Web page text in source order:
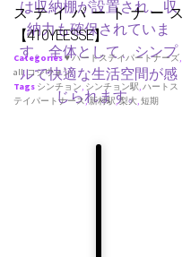
ステイパートナース
【410YEESSE】
Categories♥ ハートステイパートナーズ,
all,コシウォン
Tags シンチョン, シンチョン駅,ハートス
テイパートナース,新村駅,梨大,短期